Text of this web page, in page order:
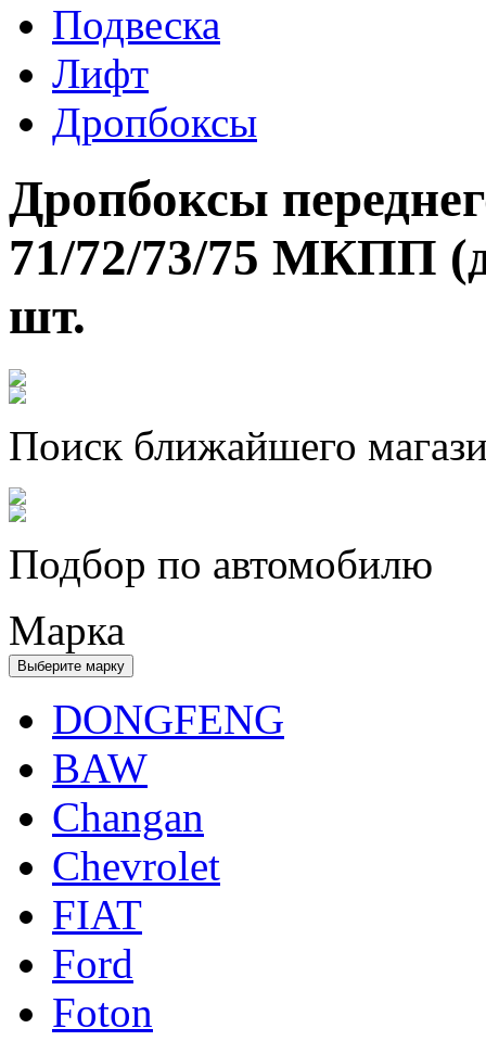
Подвеска
Лифт
Дропбоксы
Дропбоксы
71/72/73/75 МКПП
шт.
Поиск ближайшего
Подбор по автомобилю
Марка
Выберите марку
DONGFENG
BAW
Changan
Chevrolet
FIAT
Ford
Foton